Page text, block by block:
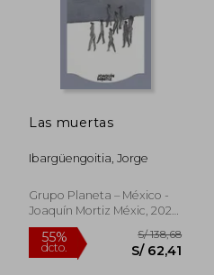
Las muertas
Ibargüengoitia, Jorge
Grupo Planeta – México -
Joaquín Mortiz Méxic, 2026,
Tapa Blanda, Nuevo